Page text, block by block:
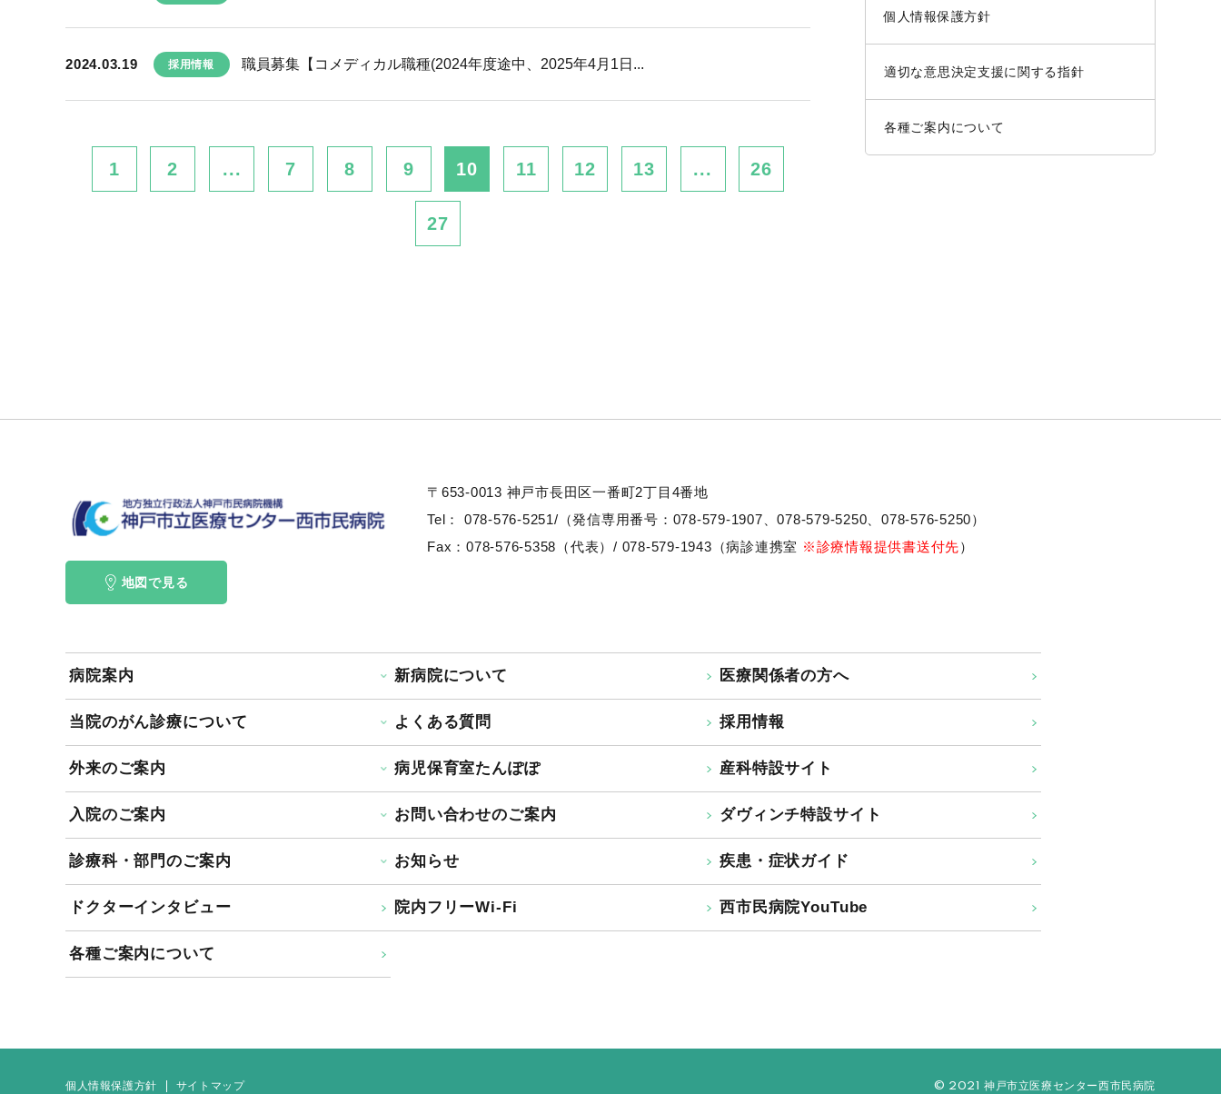
2024.03.19 採用情報 職員募集【コメディカル職種(2024年度途中、2025年4月1日...
1 2 ... 7 8 9 10 11 12 13 ... 26
27
個人情報保護方針
適切な意思決定支援に関する指針
各種ご案内について
〒653-0013 神戸市長田区一番町2丁目4番地
Tel：
078-576-5251/（発信専用番号：078-579-1907、078-579-5250、 078-576-5250）
Fax：078-576-5358（代表）/ 078-579-1943（病診連携室 ※診療情報提供書送付先）
地図で見る
病院案内
当院のがん診療について
外来のご案内
入院のご案内
診療科・部門のご案内
ドクターインタビュー
各種ご案内について
新病院について
よくある質問
病児保育室たんぽぽ
お問い合わせのご案内
お知らせ
院内フリーWi-Fi
医療関係者の方へ
採用情報
産科特設サイト
ダヴィンチ特設サイト
疾患・症状ガイド
西市民病院YouTube
個人情報保護方針 サイトマップ © 2021 神戸市立医療センター西市民病院